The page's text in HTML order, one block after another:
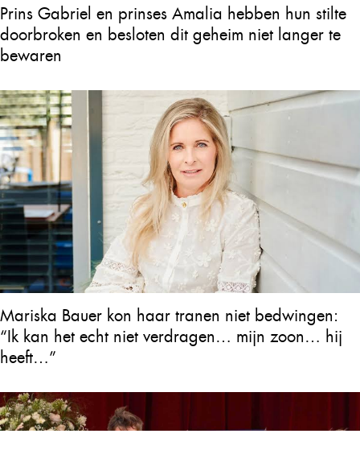
Prins Gabriel en prinses Amalia hebben hun stilte
doorbroken en besloten dit geheim niet langer te
bewaren
Mariska Bauer kon haar tranen niet bedwingen:
“Ik kan het echt niet verdragen… mijn zoon… hij
heeft…”